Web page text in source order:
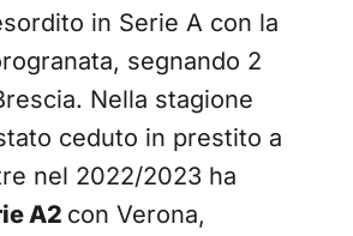
in Serie A con la
segnando 2
Nella stagione
ceduto in prestito a
nel 2022/2023 ha
A2 con Verona,